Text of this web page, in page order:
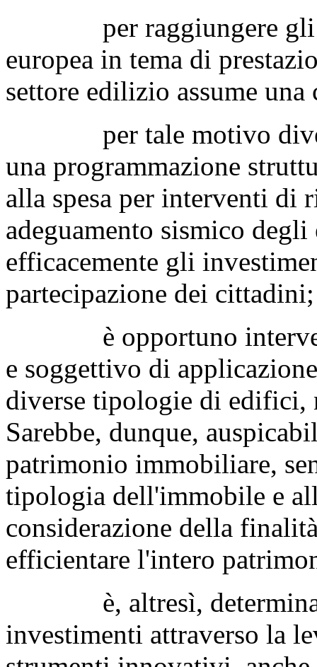
per raggiungere gli
europea in tema di
settore edilizio assume
per tale motivo
una programmazione
alla spesa per interventi di
adeguamento sismico
efficacemente gli
partecipazione dei cittadini;
è opportuno
e soggettivo di
diverse tipologie di edifici,
Sarebbe, dunque,
patrimonio immobiliare,
tipologia dell'immobile e
considerazione della
efficientare l'intero
è, altresì,
investimenti attraverso la